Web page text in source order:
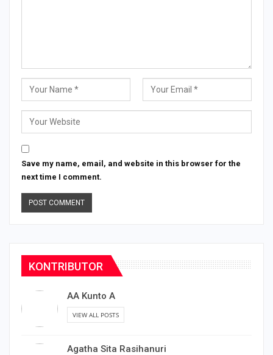
Save my name, email, and website in this browser for the
next time I comment.
KONTRIBUTOR
AA Kunto A
VIEW ALL POSTS
Agatha Sita Rasihanuri